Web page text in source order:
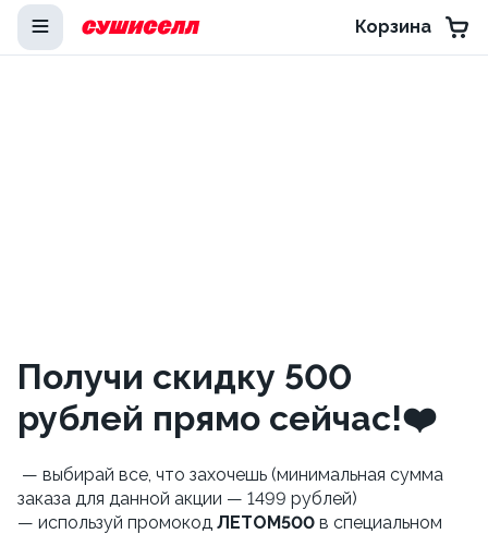
Корзина
Получи скидку 500
рублей прямо сейчас!❤️
— выбирай все, что захочешь (минимальная сумма
заказа для данной акции — 1499 рублей)
— используй промокод ЛЕТОМ500 в специальном